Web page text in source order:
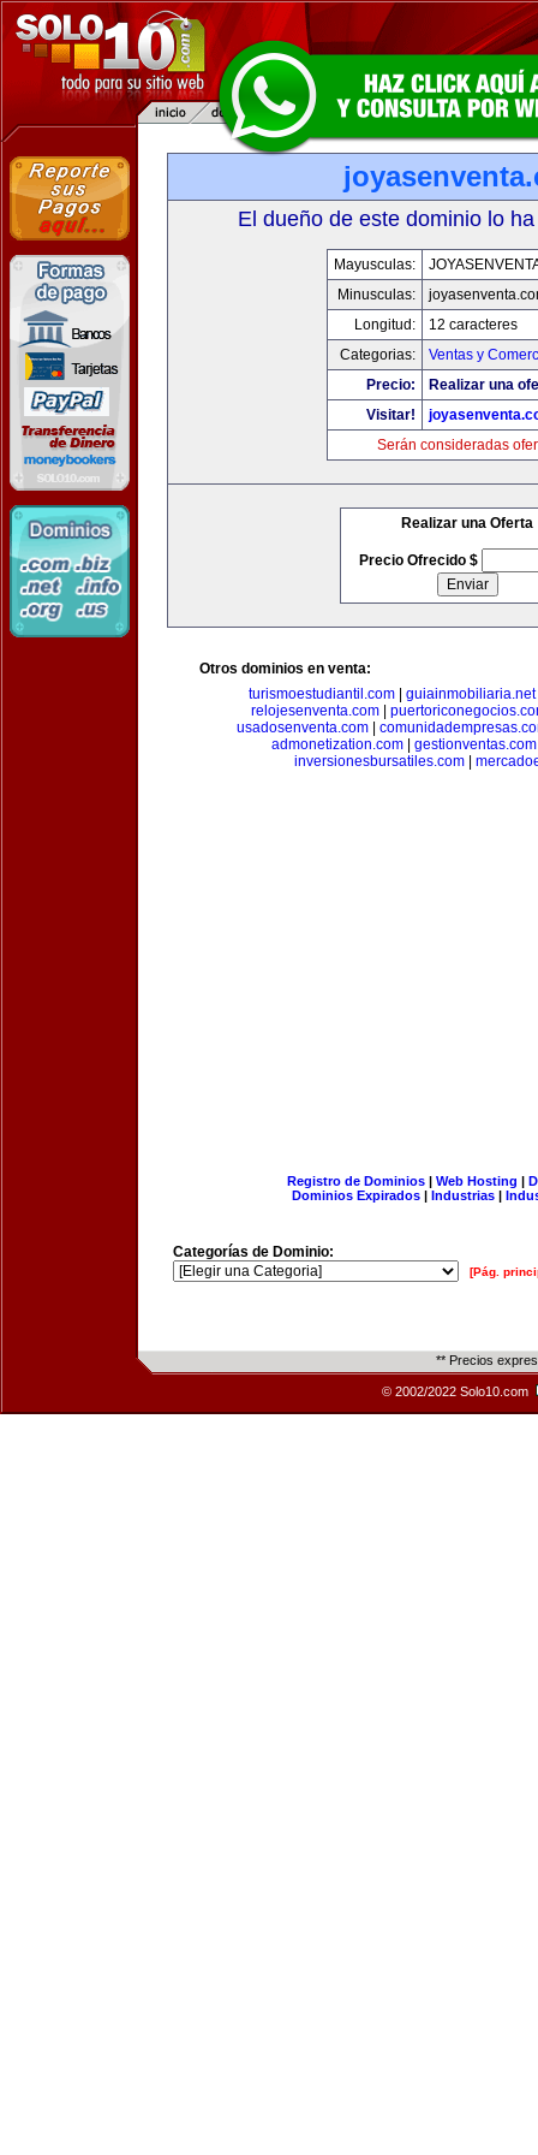
El dueño de este dominio lo
Mayusculas:
Minusculas:
Longitud:
12 caracteres
Categorias:
Ventas y
Precio:
Realizar una
Visitar!
Serán consideradas
Realizar una Oferta
Precio Ofrecido $
Otros dominios en venta:
turismoestudiantil.com| guiainmobiliaria.net
relojesenventa.com|
usadosenventa.com|
admonetization.com| gestionventas.com
inversionesbursatiles.com|
Registro de Dominios| Web Hosting |
Dominios Expirados | Industrias |
Categorías de Dominio:
[Pág.
** Precios
© 2002/2022 Solo10.com